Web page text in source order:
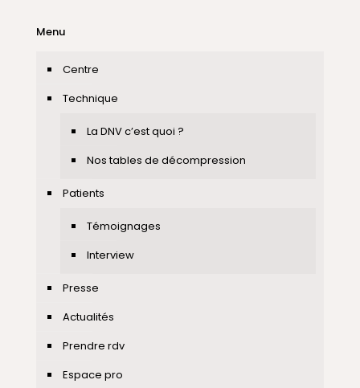
Menu
Centre
Technique
La DNV c’est quoi ?
Nos tables de décompression
Patients
Témoignages
Interview
Presse
Actualités
Prendre rdv
Espace pro